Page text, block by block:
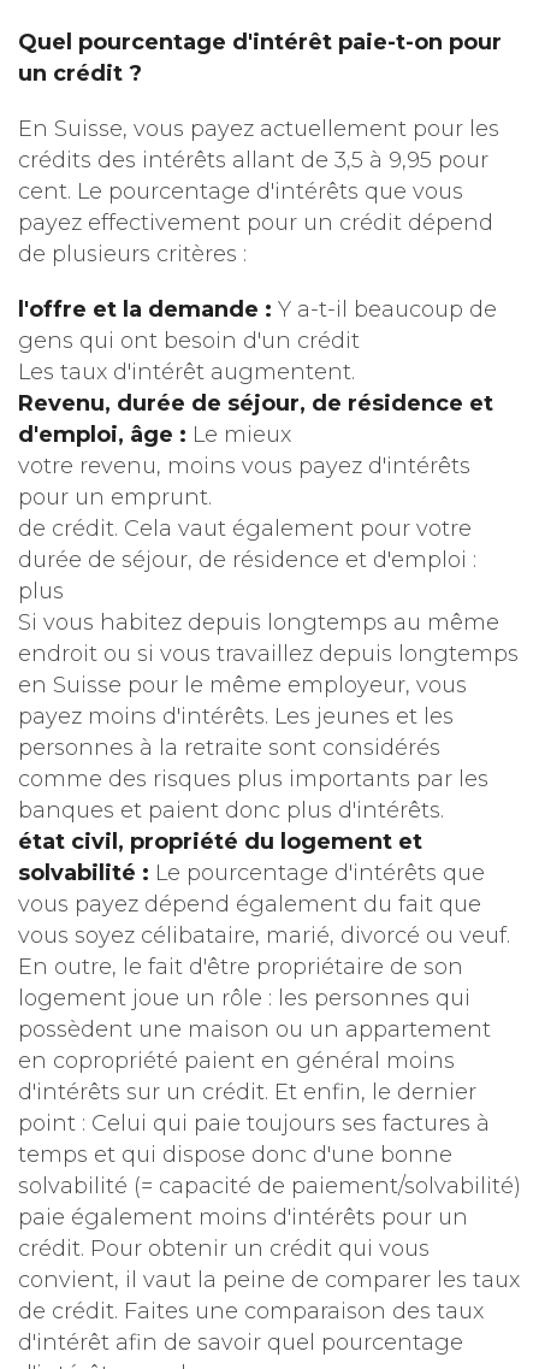
Quel pourcentage d'intérêt paie-t-on pour
un crédit ?
En Suisse, vous payez actuellement pour les
crédits des intérêts allant de 3,5 à 9,95 pour
cent. Le pourcentage d'intérêts que vous
payez effectivement pour un crédit dépend
de plusieurs critères :
l'offre et la demande : Y a-t-il beaucoup de
gens qui ont besoin d'un crédit
Les taux d'intérêt augmentent.
Revenu, durée de séjour, de résidence et
d'emploi, âge : Le mieux
votre revenu, moins vous payez d'intérêts
pour un emprunt.
de crédit. Cela vaut également pour votre
durée de séjour, de résidence et d'emploi :
plus
Si vous habitez depuis longtemps au même
endroit ou si vous travaillez depuis longtemps
en Suisse pour le même employeur, vous
payez moins d'intérêts. Les jeunes et les
personnes à la retraite sont considérés
comme des risques plus importants par les
banques et paient donc plus d'intérêts.
état civil, propriété du logement et
solvabilité : Le pourcentage d'intérêts que
vous payez dépend également du fait que
vous soyez célibataire, marié, divorcé ou veuf.
En outre, le fait d'être propriétaire de son
logement joue un rôle : les personnes qui
possèdent une maison ou un appartement
en copropriété paient en général moins
d'intérêts sur un crédit. Et enfin, le dernier
point : Celui qui paie toujours ses factures à
temps et qui dispose donc d'une bonne
solvabilité (= capacité de paiement/solvabilité)
paie également moins d'intérêts pour un
crédit. Pour obtenir un crédit qui vous
convient, il vaut la peine de comparer les taux
de crédit. Faites une comparaison des taux
d'intérêt afin de savoir quel pourcentage